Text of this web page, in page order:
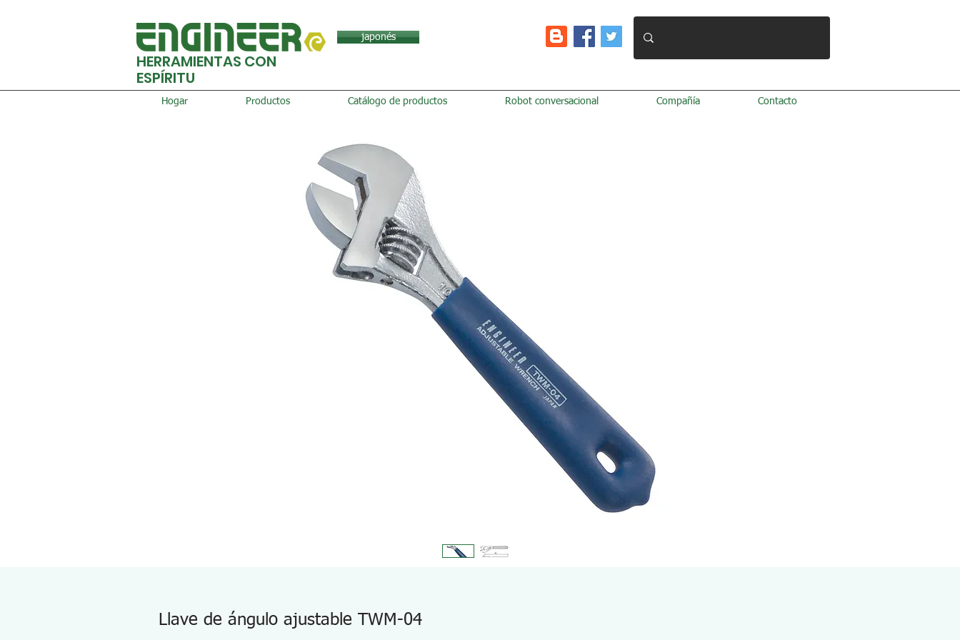
japonés
HERRAMIENTAS CON
ESPÍRITU
Hogar Productos Catálogo de productos Robot conversacional Compañía Contacto
Llave de ángulo ajustable TWM-04